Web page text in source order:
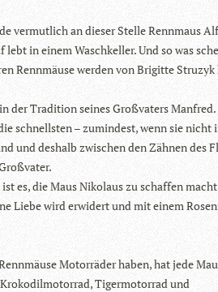
ver­mut­lich an die­ser Stelle Renn­maus
in einem Wasch­kel­ler. Und so was
Renn­mäuse wer­den von Bri­gitte Stru­zyk
der Tra­di­tion sei­nes Groß­va­ters Man­fred.
schnells­ten – zumin­dest, wenn sie nicht
und des­halb zwi­schen den Zäh­nen des
es, die Maus Niko­laus zu schaf­fen
Liebe wird erwi­dert und mit einem
Motor­rä­der haben, hat jede
Tiger­mo­tor­rad und